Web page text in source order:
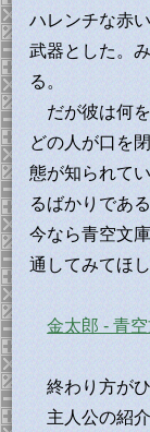
ハレンチな赤
武器とした。
る。
だが彼は何
どの人が口を
態が知られて
るばかりであ
今なら青空文
通してみてほし
金太郎 - 青
終わり方がひ
主人公の紹